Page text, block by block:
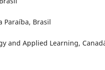
Paraíba, Brasil
and Applied Learning,